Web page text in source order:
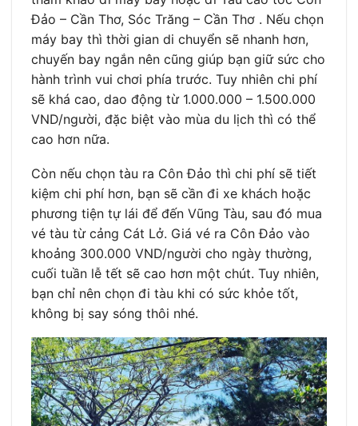
Đảo – Cần Thơ, Sóc Trăng – Cần Thơ . Nếu chọn
máy bay thì thời gian di chuyển sẽ nhanh hơn,
chuyến bay ngắn nên cũng giúp bạn giữ sức cho
hành trình vui chơi phía trước. Tuy nhiên chi phí
sẽ khá cao, dao động từ 1.000.000 – 1.500.000
VND/người, đặc biệt vào mùa du lịch thì có thể
cao hơn nữa.
Còn nếu chọn tàu ra Côn Đảo thì chi phí sẽ tiết
kiệm chi phí hơn, bạn sẽ cần đi xe khách hoặc
phương tiện tự lái để đến Vũng Tàu, sau đó mua
vé tàu từ cảng Cát Lở. Giá vé ra Côn Đảo vào
khoảng 300.000 VND/người cho ngày thường,
cuối tuần lễ tết sẽ cao hơn một chút. Tuy nhiên,
bạn chỉ nên chọn đi tàu khi có sức khỏe tốt,
không bị say sóng thôi nhé.